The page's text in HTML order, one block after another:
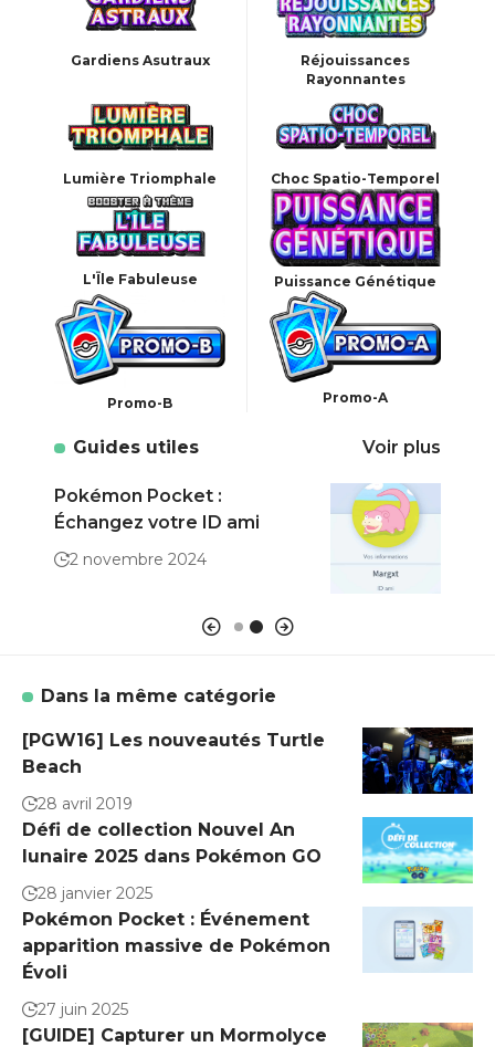
Gardiens Asutraux
Réjouissances
Rayonnantes
Lumière Triomphale Choc Spatio-Temporel
L'Ïle Fabuleuse Puissance Génétique
Promo-B Promo-A
Guides utiles Voir plus
Pokémon Pocket :
Échangez votre ID ami
2 novembre 2024
Dans la même catégorie
[PGW16] Les nouveautés Turtle
Beach
28 avril 2019
Défi de collection Nouvel An
lunaire 2025 dans Pokémon GO
28 janvier 2025
Pokémon Pocket : Événement
apparition massive de Pokémon
Évoli
27 juin 2025
[GUIDE] Capturer un Mormolyce